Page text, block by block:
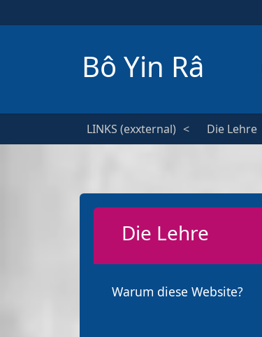
Bô Yin Râ
LINKS (exxternal) Die Lehre
Die Lehre
Warum diese Website?